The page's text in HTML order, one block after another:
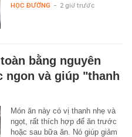
HỌC ĐƯỜNG - 2 giờ trước
bằng nguyên
ngon và giúp "thanh
Món ăn này có vị thanh nhẹ và
ngọt, rất thích hợp để ăn trước
hoặc sau bữa ăn. Nó giúp giảm